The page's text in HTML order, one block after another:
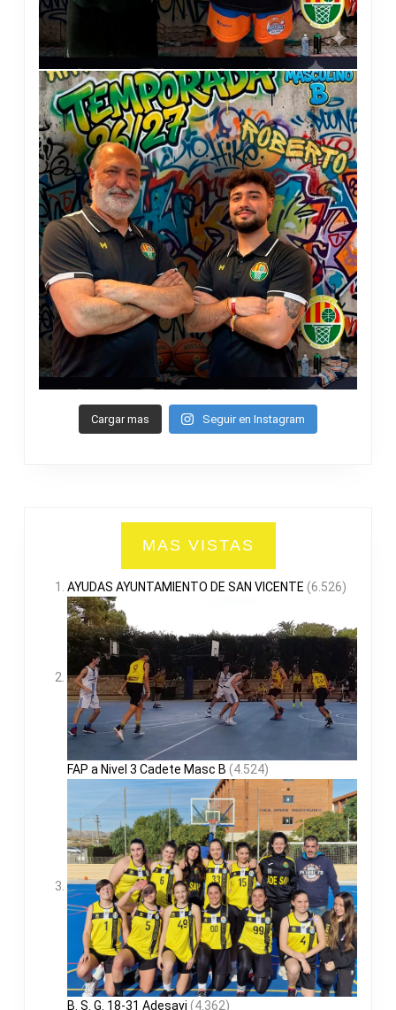
Cargar mas Seguir en Instagram
MAS VISTAS
AYUDAS AYUNTAMIENTO DE SAN VICENTE (6.526)
FAP a Nivel 3 Cadete Masc B (4.524)
B. S. G. 18-31 Adesavi (4.362)